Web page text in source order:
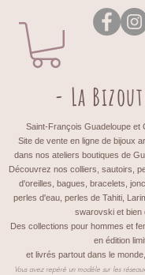
- La
Saint-François Guadeloupe et
Site de vente en ligne de bijoux
dans nos ateliers boutiques de
Découvrez nos colliers, sautoirs,
d'oreilles, bagues, bracelets,
perles d'eau, perles de Tahiti,
swarovski et bien
Des collections pour hommes et
en édition
et livrés partout dans le
Vous avez repéré un modèle sur les